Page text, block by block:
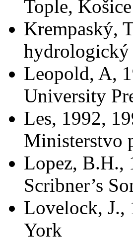
Tople, Košice
Krempaský,
hydrologický
Leopold, A,
University
Les, 1992,
Ministerstvo
Lopez, B.H.,
Scribner’s
Lovelock, J.,
York